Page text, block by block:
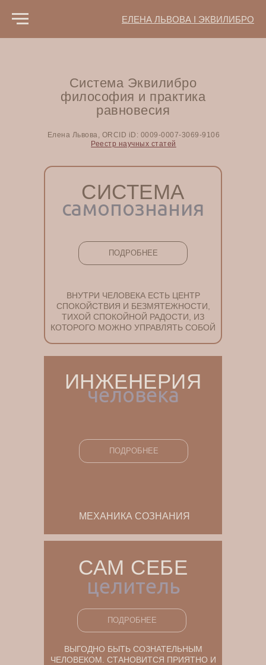
ЕЛЕНА ЛЬВОВА I ЭКВИЛИБРО
ВЫГОДНО БЫТЬ СОЗНАТЕЛЬНЫМ
ЧЕЛОВЕКОМ. СТАНОВИТСЯ ПРИЯТНО И
САМ СЕБЕ
МЕХАНИКА СОЗНАНИЯ
ИНЖЕНЕРИЯ
ВНУТРИ ЧЕЛОВЕКА ЕСТЬ ЦЕНТР
СПОКОЙСТВИЯ И БЕЗМЯТЕЖНОСТИ,
ТИХОЙ СПОКОЙНОЙ РАДОСТИ, ИЗ
КОТОРОГО МОЖНО УПРАВЛЯТЬ СОБОЙ
СИСТЕМА
Система Эквилибро
философия и практика
равновесия
Елена Львова, ORCID iD: 0009-0007-3069-9106
Реестр научных статей
ПОДРОБНЕЕ
самопознания
человека
ПОДРОБНЕЕ
целитель
ПОДРОБНЕЕ